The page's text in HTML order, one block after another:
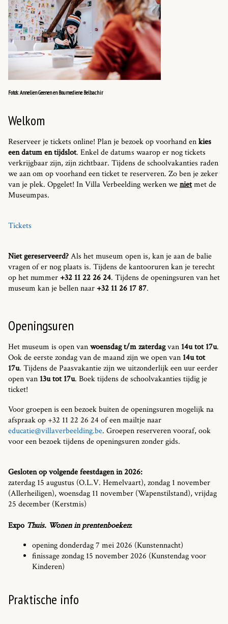
Foto's: Annelien Geenen en Boumediene Belbachir
Welkom
Reserveer je tickets online! Plan je bezoek op voorhand enkies
een datum en tijdslot. Enkel de datums waarop er nog tickets
verkrijgbaar zijn, zijn zichtbaar. Tijdens de schoolvakanties raden
we aan om op voorhand een ticket te reserveren. Zo ben je zeker
van je plek. Opgelet! In Villa Verbeelding werken wenietmet de
Museumpas.
Tickets
Niet gereserveerd?Als het museum open is, kan je aan de balie
vragen of er nog plaats is. Tijdens de kantooruren kan je terecht
op het nummer +32 11 22 26 24. Tijdens de openingsuren van het
museum kan je bellen naar +32 11 26 17 87.
Openingsuren
Het museum is open vanwoensdag t/m zaterdagvan 14u tot 17u.
Ook de eerste zondag van de maand zijn we open van 14u tot
17u. Tijdens de Paasvakantie zijn we uitzonderlijk een uur eerder
open van 13u tot 17u. Boek tijdens de schoolvakanties tijdig je
ticket!
Voor groepen is een bezoek buiten de openingsuren mogelijk na
afspraak op +32 11 22 26 24 of een mailtje naar
educatie@villaverbeelding.be. Groepen reserveren vooraf, ook
voor een bezoek tijdens de openingsuren zonder gids.
Gesloten op volgende feestdagen in 2026:
zaterdag 15 augustus (O.L.V. Hemelvaart), zondag 1 november
(Allerheiligen), woensdag 11 november (Wapenstilstand), vrijdag
25 december (Kerstmis)
Expo Thuis. Wonen in prentenboeken:
opening donderdag 7 mei 2026 (Kunstennacht)
finissage zondag 15 november 2026 (Kunstendag voor
Kinderen)
Praktische info